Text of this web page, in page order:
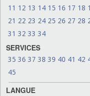
11 12 13 14 15 16 17 18
21 22 23 24 25 26 27 28
31 32 33 34
SERVICES
35 36 37 38 39 40 41 42
45
LANGUE